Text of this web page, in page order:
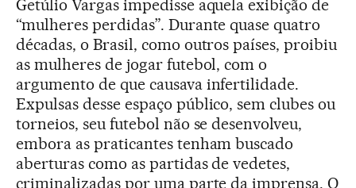
Getúlio Vargas impedisse aquela exibição de
“mulheres perdidas”. Durante quase quatro
décadas, o Brasil, como outros países, proibiu
as mulheres de jogar futebol, com o
argumento de que causava infertilidade.
Expulsas desse espaço público, sem clubes ou
torneios, seu futebol não se desenvolveu,
embora as praticantes tenham buscado
aberturas como as partidas de vedetes,
criminalizadas por uma parte da imprensa. O